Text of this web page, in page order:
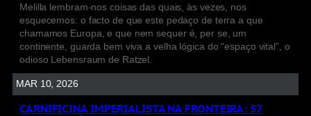
Melilla lembram-nos coisas das quais, às vezes, nos
esquecemos: o facto de que este pedaço de terra a que
chamamos Europa, e que nem sequer é, per se, um
continente, guarda bem viva a velha lógica do “espaço vital”, o
odioso Lebensraum de Ratzel.
MAR 10, 2026
CARNIFICINA IMPERIALISTA NA FRONTEIRA: 57